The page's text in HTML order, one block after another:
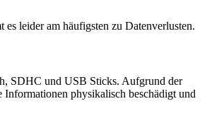
leider am häufigsten zu Datenverlusten.
SDHC und USB Sticks. Aufgrund der
physikalisch beschädigt und